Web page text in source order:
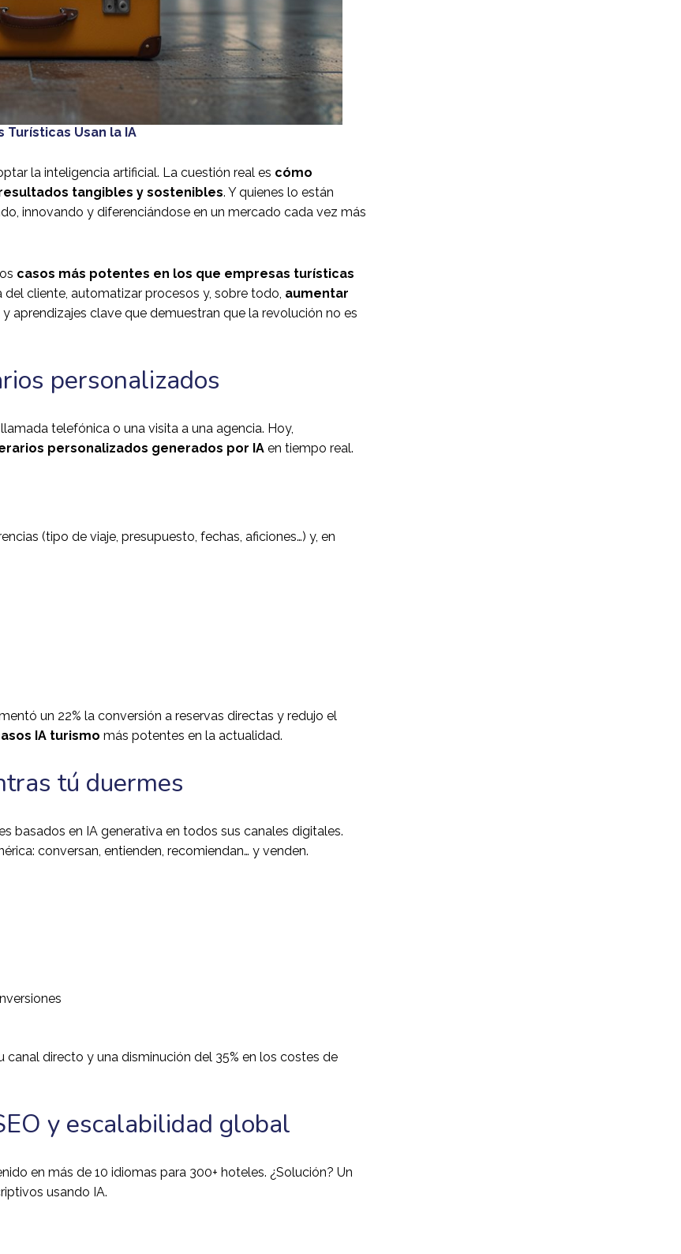
Turísticas Usan la IA
la inteligencia artificial. La cuestión real es cómo
tangibles y sostenibles. Y quienes lo están
innovando y diferenciándose en un mercado cada vez más
casos más potentes en los que empresas turísticas
del cliente, automatizar procesos y, sobre todo, aumentar
aprendizajes clave que demuestran que la revolución no es
personalizados
telefónica o una visita a una agencia. Hoy,
personalizados generados por IA en tiempo real.
(tipo de viaje, presupuesto, fechas, aficiones…) y, en
un 22% la conversión a reservas directas y redujo el
IA turismo más potentes en la actualidad.
tú duermes
basados en IA generativa en todos sus canales digitales.
conversan, entienden, recomiendan… y venden.
canal directo y una disminución del 35% en los costes de
y escalabilidad global
en más de 10 idiomas para 300+ hoteles. ¿Solución? Un
usando IA.